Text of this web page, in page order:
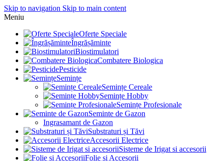
Skip to navigation Skip to main content
Meniu
Oferte Speciale
Îngrășăminte
Biostimulatori
Combatere Biologica
Pesticide
Semințe
Semințe Cereale
Semințe Hobby
Semințe Profesionale
Seminte de Gazon
Ingrasamant de Gazon
Substraturi și Tăvi
Accesorii Electrice
Sisteme de Irigat si accesorii
Folie si Accesorii